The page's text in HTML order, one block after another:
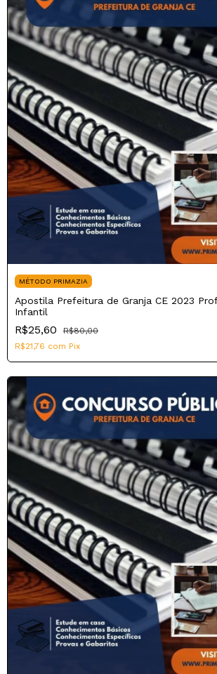
MÉTODO PRIMAZIA
Apostila Prefeitura de Granja CE 2023
Infantil
R$25,60
R$80,00
R$21,76 com Pix